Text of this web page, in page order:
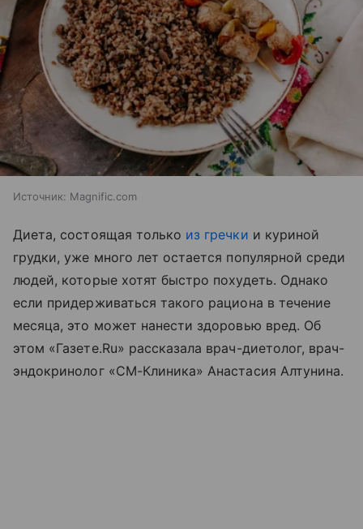
Источник: Magnific.com
Диета, состоящая только из гречки и куриной
грудки, уже много лет остается популярной среди
людей, которые хотят быстро похудеть. Однако
если придерживаться такого рациона в течение
месяца, это может нанести здоровью вред. Об
этом «Газете.Ru» рассказала врач-диетолог, врач-
эндокринолог «СМ-Клиника» Анастасия Алтунина.